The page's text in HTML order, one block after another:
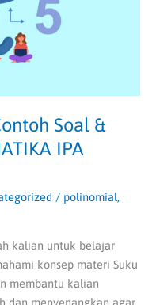
Soal &
IPA
/ polinomial,
kalian untuk belajar
konsep materi Suku
membantu kalian
dan menyenangkan agar